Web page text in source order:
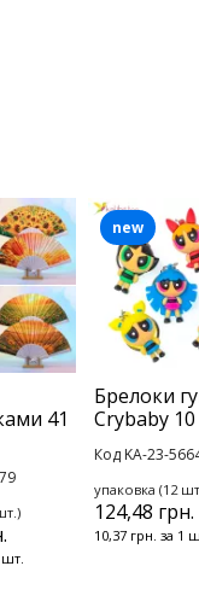
41
шт.
Брелоки
Crybaby
Код KA-23-
упаковка (12
124,48 грн.
10,37 грн. за 1
new